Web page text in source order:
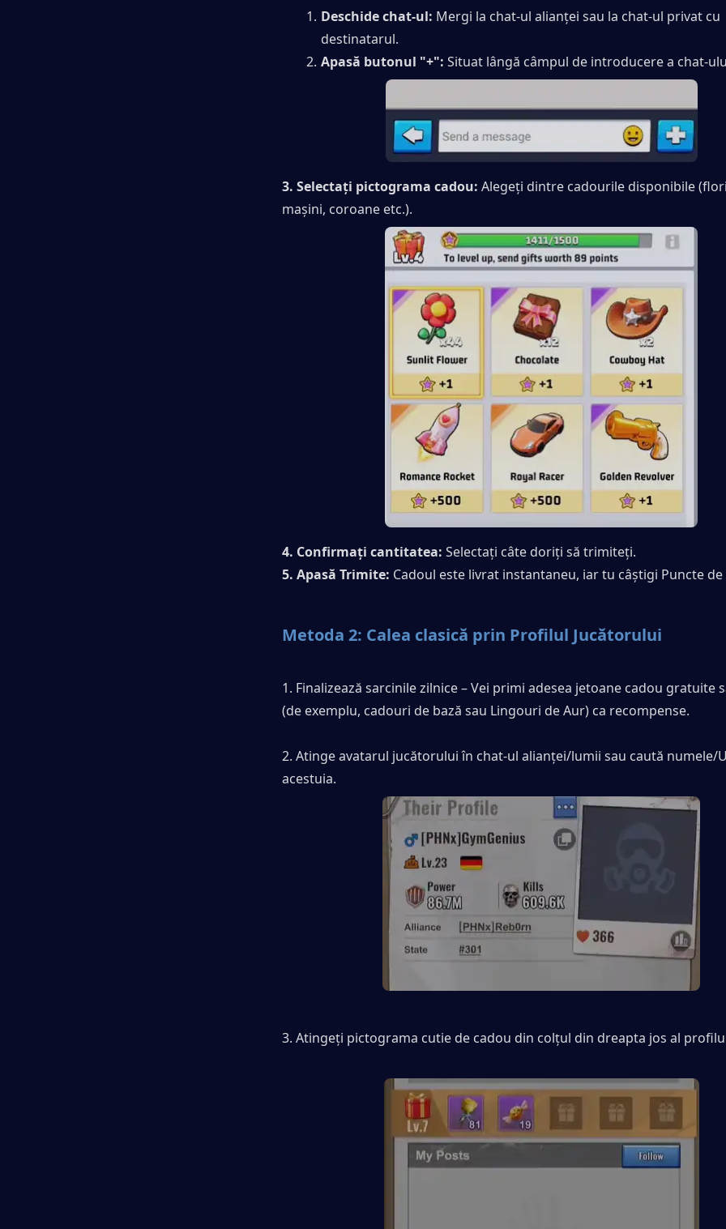
Deschide chat-ul: Mergi la chat-ul alianței sau la chat-ul privat cu
destinatarul.
Apasă butonul "+": Situat lângă câmpul de introducere a chat-
3. Selectați pictograma cadou: Alegeți dintre cadourile disponibile
mașini, coroane etc.).
4. Confirmați cantitatea: Selectați câte doriți să trimiteți.
5. Apasă Trimite: Cadoul este livrat instantaneu, iar tu câștigi Puncte de
Metoda 2: Calea clasică prin Profilul Jucătorului
1. Finalizează sarcinile zilnice – Vei primi adesea jetoane cadou gratuite
(de exemplu, cadouri de bază sau Lingouri de Aur) ca recompense.
2. Atinge avatarul jucătorului în chat-ul alianței/lumii sau caută numele/
acestuia.
3. Atingeți pictograma cutie de cadou din colțul din dreapta jos al